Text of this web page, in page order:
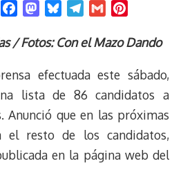
W
c
b
o
k
M
s
o
d
o
n
u
s
k
l
g
r
m
a
l
n
e
r
e
s
t
/ Fotos: Con el Mazo Dando
efectuada este sábado,
lista de 86 candidatos a
Anunció que en las próximas
el resto de los candidatos,
en la página web del